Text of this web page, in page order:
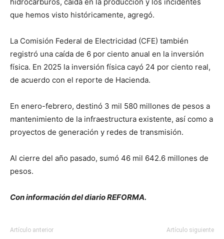
que hemos visto históricamente, agregó.
La Comisión Federal de Electricidad (CFE) también
registró una caída de 6 por ciento anual en la inversión
física. En 2025 la inversión física cayó 24 por ciento real,
de acuerdo con el reporte de Hacienda.
En enero-febrero, destinó 3 mil 580 millones de pesos a
mantenimiento de la infraestructura existente, así como a
proyectos de generación y redes de transmisión.
Al cierre del año pasado, sumó 46 mil 642.6 millones de
pesos.
Con información del diario REFORMA.
Artículo anterior Artículo siguiente